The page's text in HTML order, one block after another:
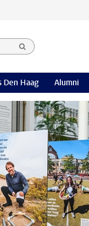
Den Haag Alumni